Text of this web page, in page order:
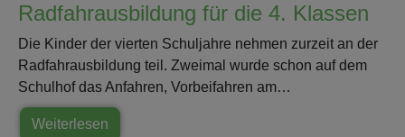
Radfahrausbildung für die 4. Klassen
Die Kinder der vierten Schuljahre nehmen zurzeit an der
Radfahrausbildung teil. Zweimal wurde schon auf dem
Schulhof das Anfahren, Vorbeifahren am…
Weiterlesen